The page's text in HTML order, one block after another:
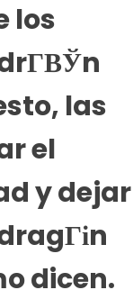
los
las
el
y dejar
dicen.